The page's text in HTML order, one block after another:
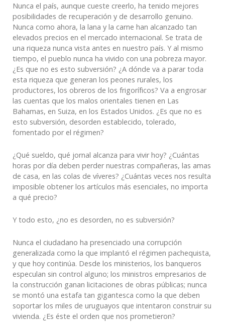
Nunca el país, aunque cueste creerlo, ha tenido mejores
posibilidades de recuperación y de desarrollo genuino.
Nunca como ahora, la lana y la carne han alcanzado tan
elevados precios en el mercado internacional. Se trata de
una riqueza nunca vista antes en nuestro país. Y al mismo
tiempo, el pueblo nunca ha vivido con una pobreza mayor.
¿Es que no es esto subversión? ¿A dónde va a parar toda
esta riqueza que generan los peones rurales, los
productores, los obreros de los frigoríficos? Va a engrosar
las cuentas que los malos orientales tienen en Las
Bahamas, en Suiza, en los Estados Unidos. ¿Es que no es
esto subversión, desorden establecido, tolerado,
fomentado por el régimen?
¿Qué sueldo, qué jornal alcanza para vivir hoy? ¿Cuántas
horas por día deben perder nuestras compañeras, las amas
de casa, en las colas de víveres? ¿Cuántas veces nos resulta
imposible obtener los artículos más esenciales, no importa
a qué precio?
Y todo esto, ¿no es desorden, no es subversión?
Nunca el ciudadano ha presenciado una corrupción
generalizada como la que implantó el régimen pachequista,
y que hoy continúa. Desde los ministerios, los banqueros
especulan sin control alguno; los ministros empresarios de
la construcción ganan licitaciones de obras públicas; nunca
se montó una estafa tan gigantesca como la que deben
soportar los miles de uruguayos que intentaron construir su
vivienda. ¿Es éste el orden que nos prometieron?